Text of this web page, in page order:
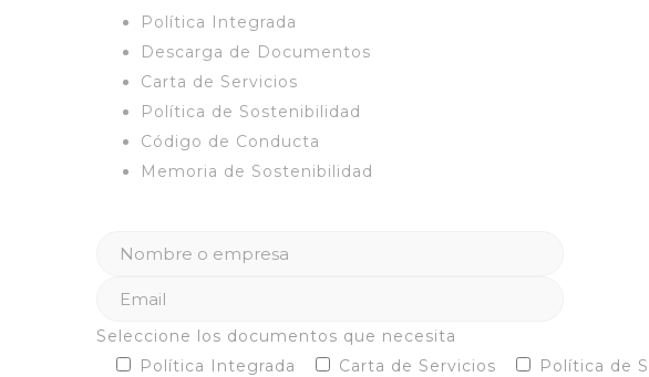
Política Integrada
Descarga de Documentos
Carta de Servicios
Política de Sostenibilidad
Código de Conducta
Memoria de Sostenibilidad
Seleccione los documentos que necesita
Política Integrada
Carta de Servicios Política de